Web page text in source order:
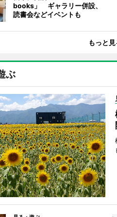
books」 ギャラリー併設、
読書会などイベントも
もっと見
ぶ